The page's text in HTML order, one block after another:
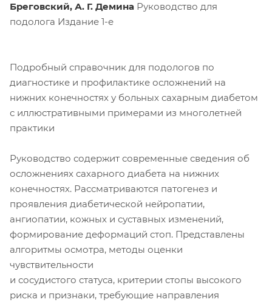
Бреговский, А. Г. Демина Руководство для
подолога Издание 1-е
Подробный справочник для подологов по
диагностике и профилактике осложнений на
нижних конечностях у больных сахарным диабетом
с иллюстративными примерами из многолетней
практики
Руководство содержит современные сведения об
осложнениях сахарного диабета на нижних
конечностях. Рассматриваются патогенез и
проявления диабетической нейропатии,
ангиопатии, кожных и суставных изменений,
формирование деформаций стоп. Представлены
алгоритмы осмотра, методы оценки
чувствительности
и сосудистого статуса, критерии стопы высокого
риска и признаки, требующие направления